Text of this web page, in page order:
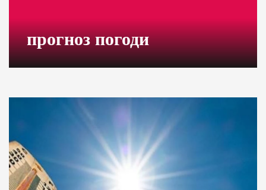
прогноз погоди